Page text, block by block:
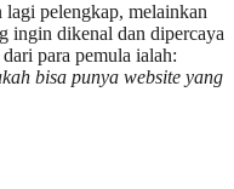
pelengkap, melainkan
ingin dikenal dan dipercaya
para pemula ialah:
bisa punya website yang